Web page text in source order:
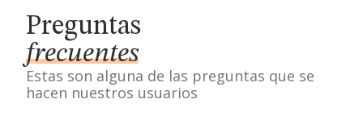
Preguntas
frecuentes
Estas son alguna de las preguntas que se
hacen nuestros usuarios